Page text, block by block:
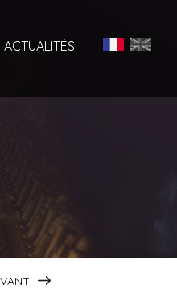
ACTUALITÉS